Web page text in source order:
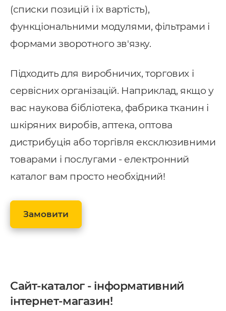
(списки позицій і їх вартість),
функціональними модулями, фільтрами і
формами зворотного зв'язку.
Підходить для виробничих, торгових і
сервісних організацій. Наприклад, якщо у
вас наукова бібліотека, фабрика тканин і
шкіряних виробів, аптека, оптова
дистрибуція або торгівля ексклюзивними
товарами і послугами - електронний
каталог вам просто необхідний!
Замовити
Сайт-каталог - інформативний
інтернет-магазин!